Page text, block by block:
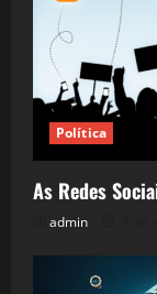
Política
As Redes
admin